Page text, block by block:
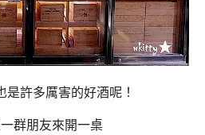
是許多厲害的好酒呢！
群朋友來開一桌